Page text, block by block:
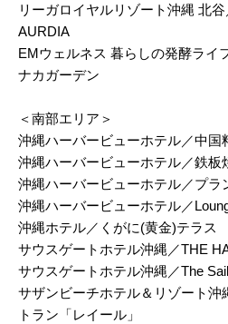
リーガロイヤルリゾート沖縄 北
AURDIA
EMウェルネス 暮らしの発酵ライ
ナカガーデン
＜南部エリア＞
沖縄ハーバービューホテル／中国
沖縄ハーバービューホテル／鉄板
沖縄ハーバービューホテル／プラ
沖縄ハーバービューホテル／
沖縄ホテル／くがに(黄金)テラス
サウスゲートホテル沖縄／THE
サウスゲートホテル沖縄／The
サザンビーチホテル＆リゾート沖
トラン「レイール」